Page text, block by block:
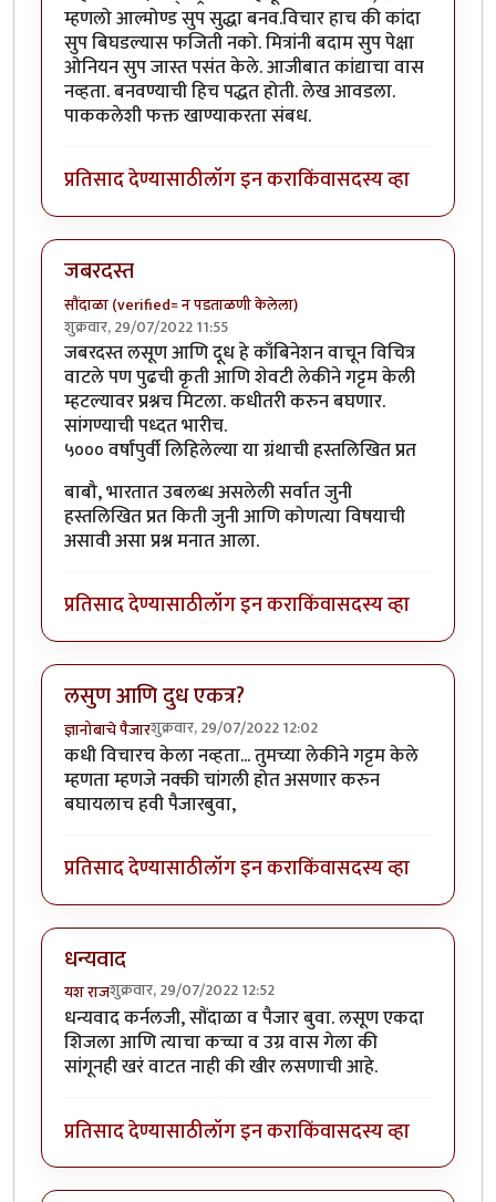
म्हणलो आल्मोण्ड सुप सुद्धा बनव.विचार हाच की कांदा
सुप बिघडल्यास फजिती नको. मित्रांनी बदाम सुप पेक्षा
ओनियन सुप जास्त पसंत केले. आजीबात कांद्याचा वास
नव्हता. बनवण्याची हिच पद्धत होती. लेख आवडला.
पाककलेशी फक्त खाण्याकरता संबध.
प्रतिसाद देण्यासाठीलॉग इन कराकिंवासदस्य व्हा
जबरदस्त
सौंदाळा (verified= न पडताळणी केलेला)
शुक्रवार, 29/07/2022 11:55
जबरदस्त लसूण आणि दूध हे काँबिनेशन वाचून विचित्र
वाटले पण पुढची कृती आणि शेवटी लेकीने गट्टम केली
म्हटल्यावर प्रश्नच मिटला. कधीतरी करुन बघणार.
सांगण्याची पध्दत भारीच.
५००० वर्षांपुर्वी लिहिलेल्या या ग्रंथाची हस्तलिखित प्रत
बाबौ, भारतात उबलब्ध असलेली सर्वात जुनी
हस्तलिखित प्रत किती जुनी आणि कोणत्या विषयाची
असावी असा प्रश्न मनात आला.
प्रतिसाद देण्यासाठीलॉग इन कराकिंवासदस्य व्हा
लसुण आणि दुध एकत्र?
ज्ञानोबाचे पैजारशुक्रवार, 29/07/2022 12:02
कधी विचारच केला नव्हता... तुमच्या लेकीने गट्टम केले
म्हणता म्हणजे नक्की चांगली होत असणार करुन
बघायलाच हवी पैजारबुवा,
प्रतिसाद देण्यासाठीलॉग इन कराकिंवासदस्य व्हा
धन्यवाद
यश राजशुक्रवार, 29/07/2022 12:52
धन्यवाद कर्नलजी, सौंदाळा व पैजार बुवा. लसूण एकदा
शिजला आणि त्याचा कच्चा व उग्र वास गेला की
सांगूनही खरं वाटत नाही की खीर लसणाची आहे.
प्रतिसाद देण्यासाठीलॉग इन कराकिंवासदस्य व्हा